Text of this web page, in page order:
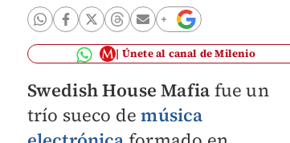
Únete al canal de Milenio
Swedish House Mafia fue un
trío sueco demúsica